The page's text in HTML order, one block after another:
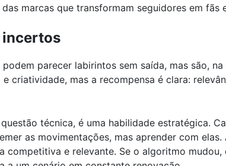
marcas que transformam seguidores em fãs
incertos
parecer labirintos sem saída, mas são,
criatividade, mas a recompensa é clara:
técnica, é uma habilidade estratégica.
as movimentações, mas aprender com
e relevante. Se o algoritmo